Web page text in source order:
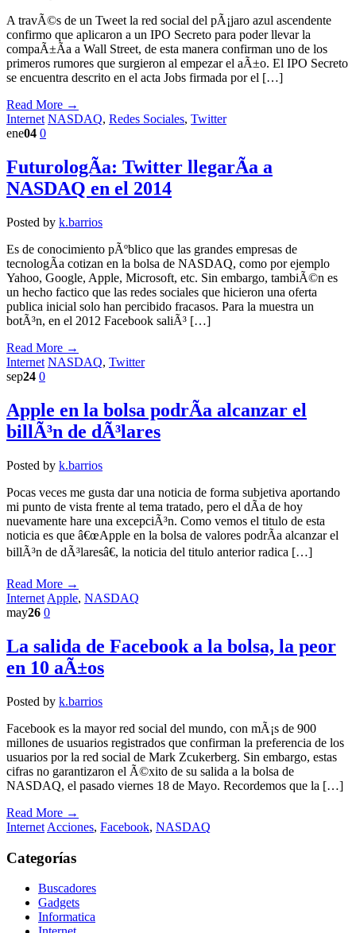
A travÃ©s de un Tweet la red social del pÃ¡jaro azul ascendente
confirmo que aplicaron a un IPO Secreto para poder llevar la
compaÃ±Ã­a a Wall Street, de esta manera confirman uno de los
primeros rumores que surgieron al empezar el aÃ±o. El IPO Secreto
se encuentra descrito en el acta Jobs firmada por el […]
Read More →
Internet NASDAQ, Redes Sociales, Twitter
ene04 0
FuturologÃ­a: Twitter llegarÃ­a a
NASDAQ en el 2014
Posted by k.barrios
Es de conocimiento pÃºblico que las grandes empresas de
tecnologÃ­a cotizan en la bolsa de NASDAQ, como por ejemplo
Yahoo, Google, Apple, Microsoft, etc. Sin embargo, tambiÃ©n es
un hecho factico que las redes sociales que hicieron una oferta
publica inicial solo han percibido fracasos. Para la muestra un
botÃ³n, en el 2012 Facebook saliÃ³ […]
Read More →
Internet NASDAQ, Twitter
sep24 0
Apple en la bolsa podrÃ­a alcanzar el
billÃ³n de dÃ³lares
Posted by k.barrios
Pocas veces me gusta dar una noticia de forma subjetiva aportando
mi punto de vista frente al tema tratado, pero el dÃ­a de hoy
nuevamente hare una excepciÃ³n. Como vemos el titulo de esta
noticia es que â€œApple en la bolsa de valores podrÃ­a alcanzar el
billÃ³n de dÃ³laresâ€, la noticia del titulo anterior radica […]
Read More →
Internet Apple, NASDAQ
may26 0
La salida de Facebook a la bolsa, la peor
en 10 aÃ±os
Posted by k.barrios
Facebook es la mayor red social del mundo, con mÃ¡s de 900
millones de usuarios registrados que confirman la preferencia de los
usuarios por la red social de Mark Zcukerberg. Sin embargo, estas
cifras no garantizaron el Ã©xito de su salida a la bolsa de
NASDAQ, el pasado viernes 18 de Mayo. Recordemos que la […]
Read More →
Internet Acciones, Facebook, NASDAQ
Categorías
Buscadores
Gadgets
Informatica